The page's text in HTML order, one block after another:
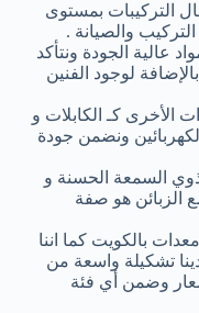
التركيبات بمستوى
والصيانة .
عالية الجودة ونتأكد
لوجود الفنين
الأخرى كـ الكابلات و
ونضمن جودة
ذوي السمعة الحسنة و
الزبائن هو صفة
بالكويت كما اننا
تشكيلة واسعة من
وضمن أي فئة